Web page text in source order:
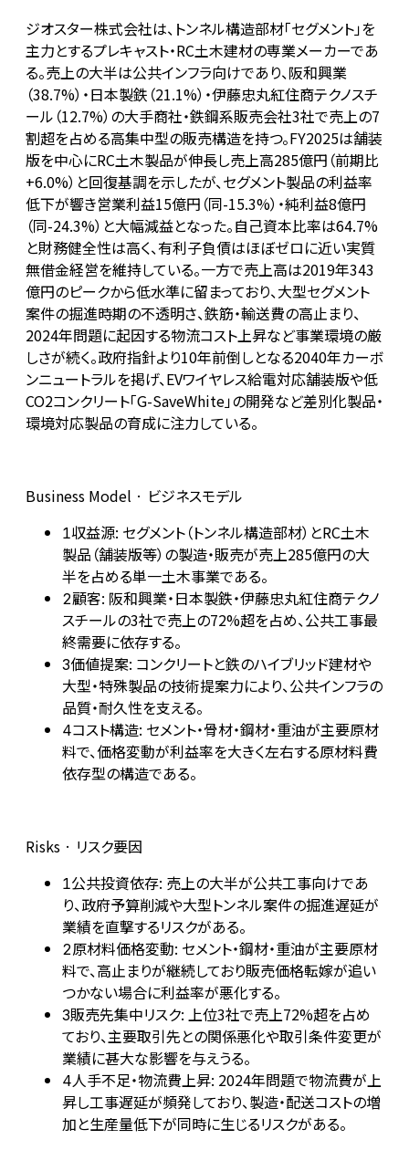
ジオスター株式会社は、トンネル構造部材「セグメント」を
主力とするプレキャスト・RC土木建材の専業メーカーであ
る。売上の大半は公共インフラ向けであり、阪和興業
（38.7%）・日本製鉄（21.1%）・伊藤忠丸紅住商テクノスチ
ール（12.7%）の大手商社・鉄鋼系販売会社3社で売上の7
割超を占める高集中型の販売構造を持つ。FY2025は舗装
版を中心にRC土木製品が伸長し売上高285億円（前期比
+6.0%）と回復基調を示したが、セグメント製品の利益率
低下が響き営業利益15億円（同-15.3%）・純利益8億円
（同-24.3%）と大幅減益となった。自己資本比率は64.7%
と財務健全性は高く、有利子負債はほぼゼロに近い実質
無借金経営を維持している。一方で売上高は2019年343
億円のピークから低水準に留まっており、大型セグメント
案件の掘進時期の不透明さ、鉄筋・輸送費の高止まり、
2024年問題に起因する物流コスト上昇など事業環境の厳
しさが続く。政府指針より10年前倒しとなる2040年カーボ
ンニュートラルを掲げ、EVワイヤレス給電対応舗装版や低
CO2コンクリート「G-SaveWhite」の開発など差別化製品・
環境対応製品の育成に注力している。
Business Model · ビジネスモデル
1収益源: セグメント（トンネル構造部材）とRC土木
製品（舗装版等）の製造・販売が売上285億円の大
半を占める単一土木事業である。
2顧客: 阪和興業・日本製鉄・伊藤忠丸紅住商テクノ
スチールの3社で売上の72%超を占め、公共工事最
終需要に依存する。
3価値提案: コンクリートと鉄のハイブリッド建材や
大型・特殊製品の技術提案力により、公共インフラの
品質・耐久性を支える。
4コスト構造: セメント・骨材・鋼材・重油が主要原材
料で、価格変動が利益率を大きく左右する原材料費
依存型の構造である。
Risks · リスク要因
1公共投資依存: 売上の大半が公共工事向けであ
り、政府予算削減や大型トンネル案件の掘進遅延が
業績を直撃するリスクがある。
2原材料価格変動: セメント・鋼材・重油が主要原材
料で、高止まりが継続しており販売価格転嫁が追い
つかない場合に利益率が悪化する。
3販売先集中リスク: 上位3社で売上72%超を占め
ており、主要取引先との関係悪化や取引条件変更が
業績に甚大な影響を与えうる。
4人手不足・物流費上昇: 2024年問題で物流費が上
昇し工事遅延が頻発しており、製造・配送コストの増
加と生産量低下が同時に生じるリスクがある。